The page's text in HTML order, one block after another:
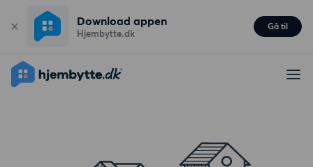
Download appen
Hjembytte.dk
Gå til